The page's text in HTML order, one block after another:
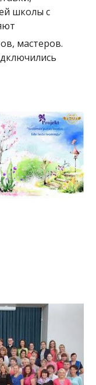
школы с
мастеров.